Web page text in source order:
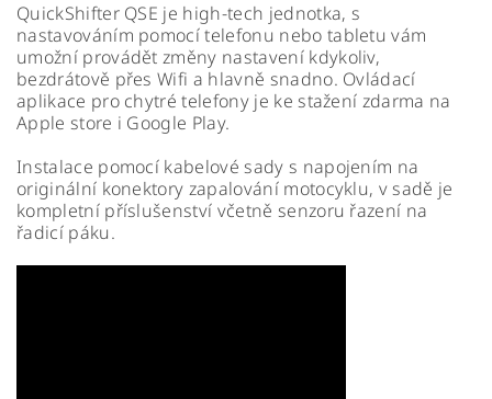
QuickShifter QSE je high-tech jednotka, s
nastavováním pomocí telefonu nebo tabletu vám
umožní provádět změny nastavení kdykoliv,
bezdrátově přes Wifi a hlavně snadno. Ovládací
aplikace pro chytré telefony je ke stažení zdarma na
Apple store i Google Play.
Instalace pomocí kabelové sady s napojením na
originální konektory zapalování motocyklu, v sadě je
kompletní příslušenství včetně senzoru řazení na
řadicí páku.